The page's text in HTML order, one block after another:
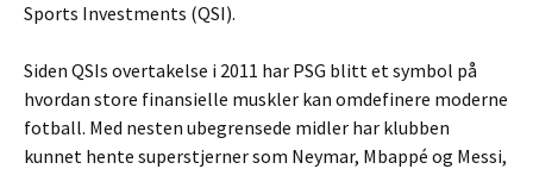
Sports Investments (QSI).
Siden QSIs overtakelse i 2011 har PSG blitt et symbol på
hvordan store finansielle muskler kan omdefinere moderne
fotball. Med nesten ubegrensede midler har klubben
kunnet hente superstjerner som Neymar, Mbappé og Messi,